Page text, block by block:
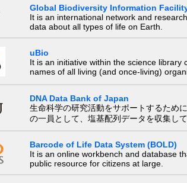
Global Biodiversity Information
It is an international network and
data about all types of life on Earth.
uBio
It is an initiative within the science
names of all living (and once-living)
DNA Data Bank of Japan
生命科学の研究活動をサポートするため
の一員として、塩基配列データを収集し
Barcode of Life Data System (BOLD)
It is an online workbench and database
public resource for citizens at large.